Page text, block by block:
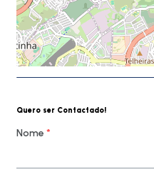
Quero ser Contactado!
Nome *